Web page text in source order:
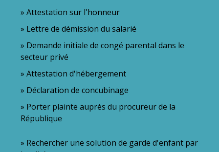
Attestation sur l'honneur
Lettre de démission du salarié
Demande initiale de congé parental dans le
secteur privé
Attestation d'hébergement
Déclaration de concubinage
Porter plainte auprès du procureur de la
République
Rechercher une solution de garde d'enfant par